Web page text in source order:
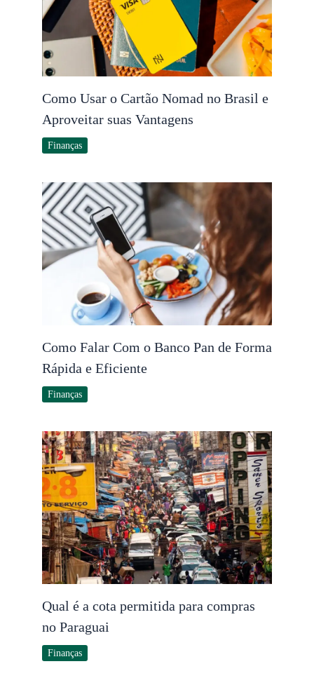
Como Usar o Cartão Nomad no Brasil e
Aproveitar suas Vantagens
Finanças
Como Falar Com o Banco Pan de Forma
Rápida e Eficiente
Finanças
Qual é a cota permitida para compras
no Paraguai
Finanças